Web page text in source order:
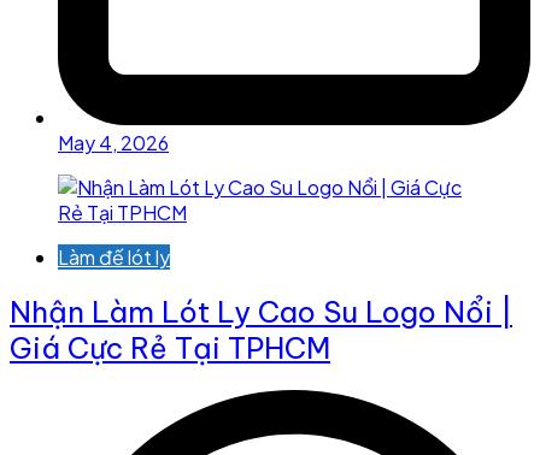
May 4, 2026
Làm đế lót ly
Nhận Làm Lót Ly Cao Su Logo Nổi |
Giá Cực Rẻ Tại TPHCM